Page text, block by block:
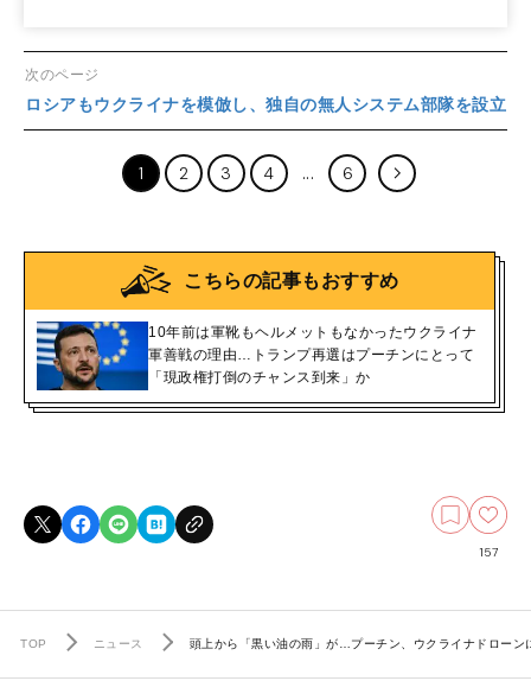
次のページ
ロシアもウクライナを模倣し、独自の無人システム部隊を設立
1 2 3 4 6
こちらの記事もおすすめ
10年前は軍靴もヘルメットもなかったウクライナ
軍善戦の理由…トランプ再選はプーチンにとって
「現政権打倒のチャンス到来」か
157
TOP ニュース 頭上から「黒い油の雨」が…プーチン、ウクライナドロー